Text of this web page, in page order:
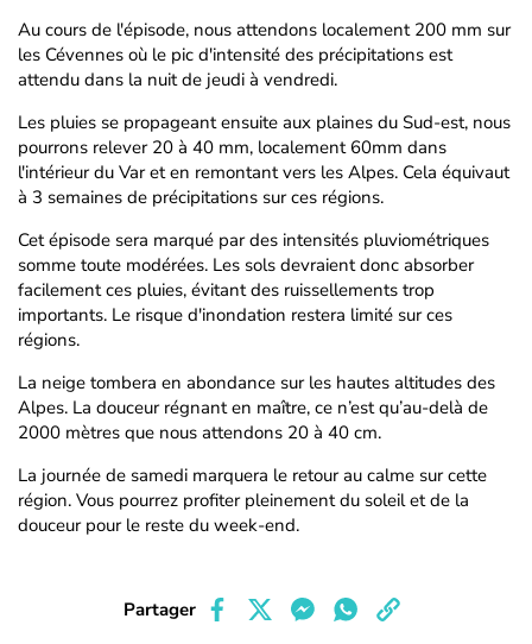
Au cours de l'épisode, nous attendons localement 200 mm sur
les Cévennes où le pic d'intensité des précipitations est
attendu dans la nuit de jeudi à vendredi.
Les pluies se propageant ensuite aux plaines du Sud-est, nous
pourrons relever 20 à 40 mm, localement 60mm dans
l'intérieur du Var et en remontant vers les Alpes. Cela équivaut
à 3 semaines de précipitations sur ces régions.
Cet épisode sera marqué par des intensités pluviométriques
somme toute modérées. Les sols devraient donc absorber
facilement ces pluies, évitant des ruissellements trop
importants. Le risque d'inondation restera limité sur ces
régions.
La neige tombera en abondance sur les hautes altitudes des
Alpes. La douceur régnant en maître, ce n’est qu’au-delà de
2000 mètres que nous attendons 20 à 40 cm.
La journée de samedi marquera le retour au calme sur cette
région. Vous pourrez profiter pleinement du soleil et de la
douceur pour le reste du week-end.
Partager